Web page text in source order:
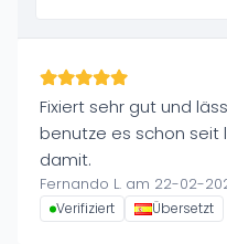
Fixiert sehr gut und
benutze es schon seit
damit.
Fernando L. am 22-02-
Verifiziert Übersetzt